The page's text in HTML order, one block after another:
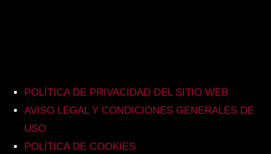
POLÍTICA DE PRIVACIDAD DEL SITIO WEB
AVISO LEGAL Y CONDICIONES GENERALES DE
USO
POLÍTICA DE COOKIES